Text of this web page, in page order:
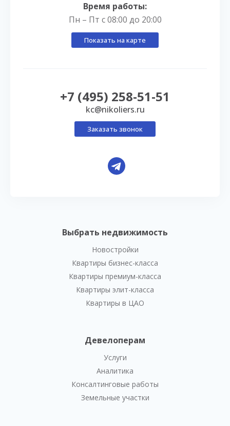
Выбрать недвижимость
Новостройки
Квартиры бизнес-класса
Квартиры премиум-класса
Квартиры элит-класса
Квартиры в ЦАО
Девелоперам
Услуги
Аналитика
Консалтинговые работы
Земельные участки
Время работы:
Пн – Пт с 08:00 до 20:00
Показать на карте
+7 (495) 258-51-51
kc@nikoliers.ru
Заказать звонок